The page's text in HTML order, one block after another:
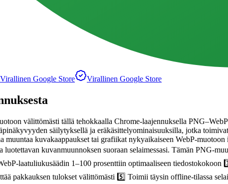
Virallinen Google Store Virallinen Google Store
välittömästi tällä tehokkaalla Chrome-laajennuksella
säilytyksellä ja eräkäsittelyominaisuuksilla, jotka
muuntaa kuvakaappaukset tai grafiikat nykyaikaiseen WebP-
luotettavan kuvanmuunnoksen suoraan selaimessasi. Tämän PNG-
laatuliukusäädin 1–100 prosenttiin optimaaliseen
pakkauksen tulokset välittömästi 5️⃣ Toimii täysin offline-tilassa